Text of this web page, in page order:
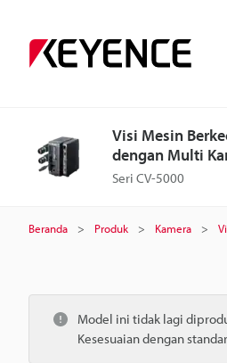
Visi Mesin
dengan Multi
Seri CV-5000
Beranda Produk Kamera
Model ini tidak lagi
Kesesuaian dengan